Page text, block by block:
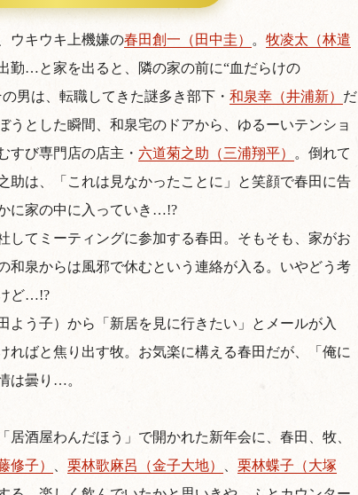
ウキウキ上機嫌の春田創一（田中圭） 。 牧凌太（林遣
勤…と家を出ると、隣の家の前に“血だらけの
男は、転職してきた謎多き部下・ 和泉幸（井浦新） だ
とした瞬間、和泉宅のドアから、ゆるーいテンショ
すび専門店の店主・ 六道菊之助（三浦翔平）
。倒れて
助は、「これは見なかったことに」と笑顔で春田に告
に家の中に入っていき…!?
てミーティングに参加する春田。そもそも、家がお
和泉からは風邪で休むという連絡が入る。いやどう考
ど…!?
う子）から「新居を見に行きたい」とメールが入
ればと焦り出す牧。お気楽に構える春田だが、「俺に
は曇り…。
居酒屋わんだほう」で開かれた新年会に、春田、牧、
修子）
栗林歌麻呂（金子大地） 、 栗林蝶子（大塚